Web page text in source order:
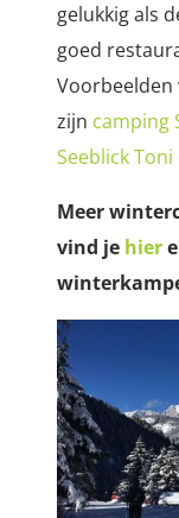
gelukkig als
goed
zijn camping
Seeblick Toni
Meer
vind je hier